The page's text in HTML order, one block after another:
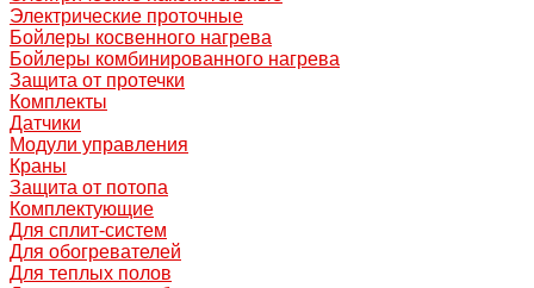
Электрические проточные
Бойлеры косвенного нагрева
Бойлеры комбинированного нагрева
Защита от протечки
Комплекты
Датчики
Модули управления
Краны
Защита от потопа
Комплектующие
Для сплит-систем
Для обогревателей
Для теплых полов